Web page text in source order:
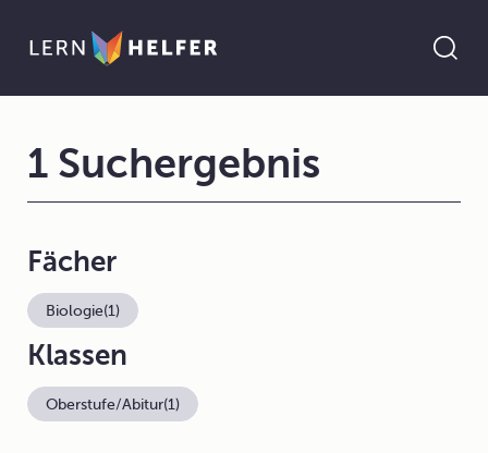
1 Suchergebnis
Fächer
Biologie(1)
Klassen
Oberstufe/Abitur(1)